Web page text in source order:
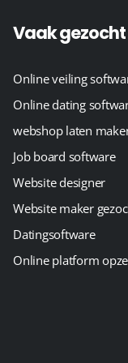
Vaak gezocht
Online veiling
Online dating
webshop laten
Job board software
Website designer
Website maker
Datingsoftware
Online platform